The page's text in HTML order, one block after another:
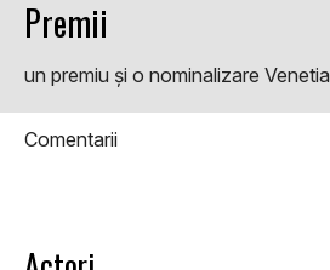
Premii
un premiu şi o nominalizare Venetia
Comentarii